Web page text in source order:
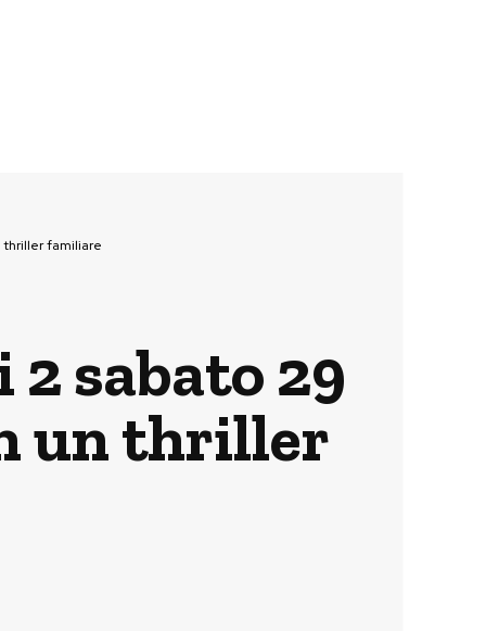
thriller familiare
sabato 29
un thriller